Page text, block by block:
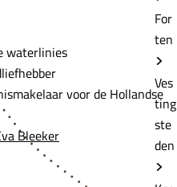
For
ten
Ves
ting
ste
den
waterlinies
voor de Hollandse
Bleeker